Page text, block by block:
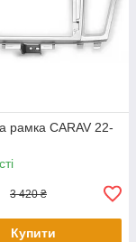
рамка CARAV 22-
3 420 ₴
Купити